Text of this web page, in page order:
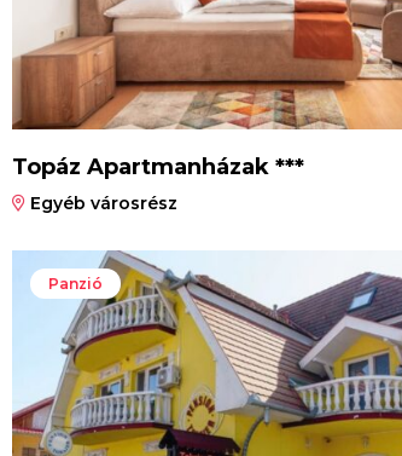
Topáz Apartmanházak ***
Egyéb városrész
Panzió